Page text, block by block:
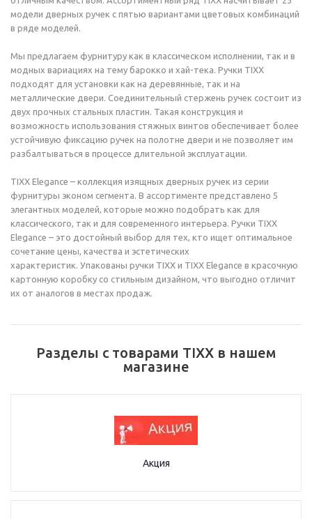
модели дверных ручек с пятью вариантами цветовых комбинаций
в ряде моделей.
Мы предлагаем фурнитуру как в классическом исполнении, так и в
модных вариациях на тему барокко и хай-тека. Ручки TIXX
подходят для установки как на деревянные, так и на
металлические двери. Соединительный стержень ручек состоит из
двух прочных стальных пластин. Такая конструкция и
возможность использования стяжных винтов обеспечивает более
устойчивую фиксацию ручек на полотне двери и не позволяет им
разбалтываться в процессе длительной эксплуатации.
TIXX Elegance – коллекция изящных дверных ручек из серии
фурнитуры эконом сегмента. В ассортименте представлено 5
элегантных моделей, которые можно подобрать как для
классического, так и для современного интерьера. Ручки TIXX
Elegance – это достойный выбор для тех, кто ищет оптимальное
сочетание цены, качества и эстетических
характеристик. Упакованы ручки TIXX и TIXX Elegance в красочную
картонную коробку со стильным дизайном, что выгодно отличит
их от аналогов в местах продаж.
Разделы с товарами TIXX в нашем
магазине
Акция